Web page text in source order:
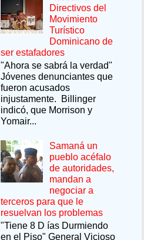
Directivos del
Movimiento
Turístico
Dominicano de
ser estafadores
"Ahora se sabrá la verdad"
Jóvenes denunciantes que
fueron acusados
injustamente. Billinger
indicó, que Morrison y
Yomair...
Samaná un
pueblo acéfalo
de autoridades,
mandan a
negociar a
terceros para que le
resuelvan los problemas
"Tiene 8 D ías Durmiendo
en el Piso" General Vicioso